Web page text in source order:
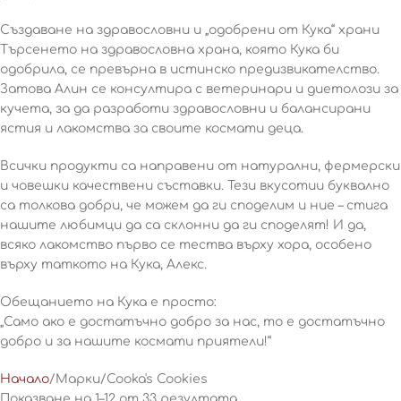
Създаване на здравословни и „одобрени от Кука“ храни
Търсенето на здравословна храна, която Кука би
одобрила, се превърна в истинско предизвикателство.
Затова Алин се консултира с ветеринари и диетолози за
кучета, за да разработи здравословни и балансирани
ястия и лакомства за своите космати деца.
Всички продукти са направени от натурални, фермерски
и човешки качествени съставки. Тези вкусотии буквално
са толкова добри, че можем да ги споделим и ние – стига
нашите любимци да са склонни да ги споделят! И да,
всяко лакомство първо се тества върху хора, особено
върху таткото на Кука, Алекс.
Обещанието на Кука е просто:
„Само ако е достатъчно добро за нас, то е достатъчно
добро и за нашите космати приятели!“
Начало Марки Cooka's Cookies